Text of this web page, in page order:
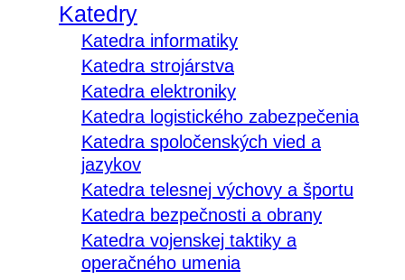
Katedry
Katedra informatiky
Katedra strojárstva
Katedra elektroniky
Katedra logistického zabezpečenia
Katedra spoločenských vied a
jazykov
Katedra telesnej výchovy a športu
Katedra bezpečnosti a obrany
Katedra vojenskej taktiky a
operačného umenia